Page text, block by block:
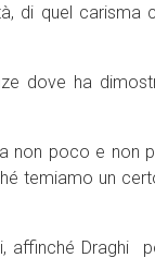
di quel carisma
dove ha
poco e non
temiamo un
affinché Draghi